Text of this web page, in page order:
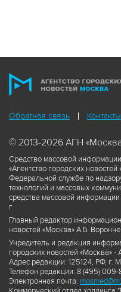
Обратная связь Контакты
© 2013-2026 АГН
Средство массовой
«Агентство городских
Федеральной службе по
технологий и массовых
средства массовой
г.
Главный редактор
новостей «Москва» А.Б.
Учредитель и редакция
городских новостей «Москва»
Адрес редакции: 125124, РФ, г.
Телефон редакции: 8 (495)
Электронная почта: